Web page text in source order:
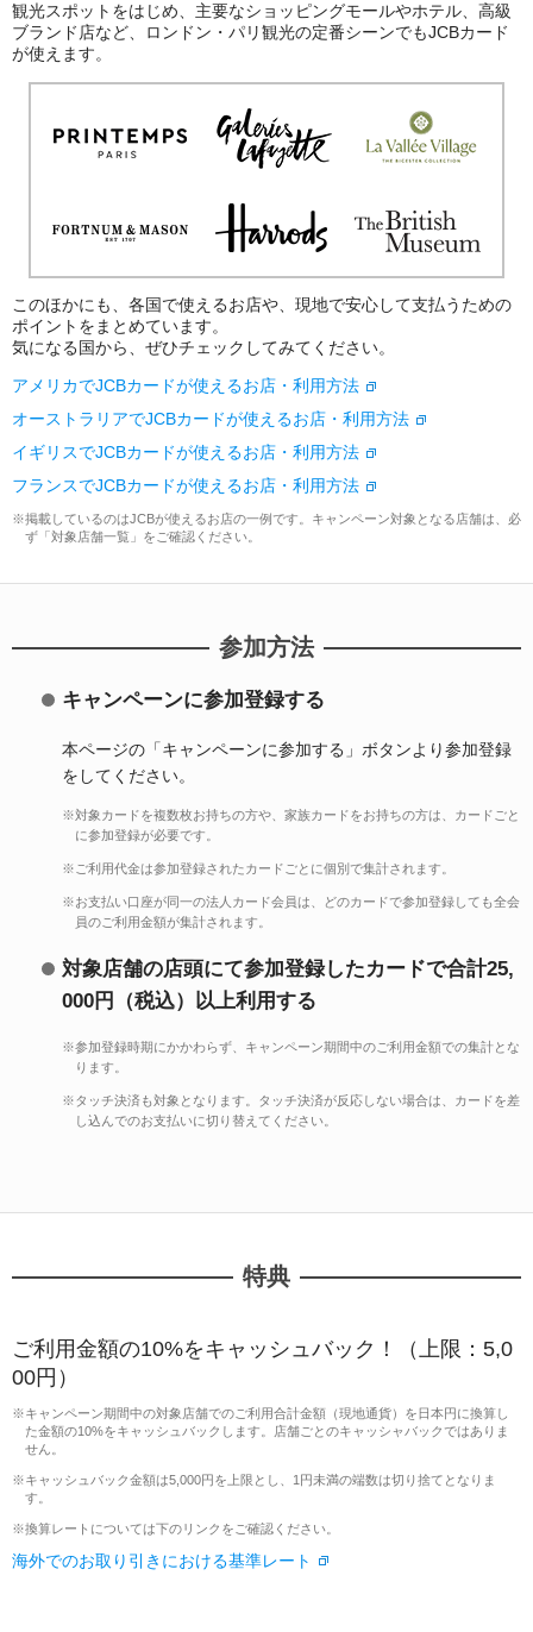
観光スポットをはじめ、主要なショッピングモールやホテル、高級
ブランド店など、ロンドン・パリ観光の定番シーンでもJCBカード
が使えます。
このほかにも、各国で使えるお店や、現地で安心して支払うための
ポイントをまとめています。
気になる国から、ぜひチェックしてみてください。
アメリカでJCBカードが使えるお店・利用方法
オーストラリアでJCBカードが使えるお店・利用方法
イギリスでJCBカードが使えるお店・利用方法
フランスでJCBカードが使えるお店・利用方法
※掲載しているのはJCBが使えるお店の一例です。キャンペーン対象となる店舗は、必
ず「対象店舗一覧」をご確認ください。
参加方法
キャンペーンに参加登録する
本ページの「キャンペーンに参加する」ボタンより参加登録
をしてください。
※対象カードを複数枚お持ちの方や、家族カードをお持ちの方は、カードごと
に参加登録が必要です。
※ご利用代金は参加登録されたカードごとに個別で集計されます。
※お支払い口座が同一の法人カード会員は、どのカードで参加登録しても全会
員のご利用金額が集計されます。
対象店舗の店頭にて参加登録したカードで合計25,
000円（税込）以上利用する
※参加登録時期にかかわらず、キャンペーン期間中のご利用金額での集計とな
ります。
※タッチ決済も対象となります。タッチ決済が反応しない場合は、カードを差
し込んでのお支払いに切り替えてください。
特典
ご利用金額の10%をキャッシュバック！（上限：5,0
00円）
※キャンペーン期間中の対象店舗でのご利用合計金額（現地通貨）を日本円に換算し
た金額の10%をキャッシュバックします。店舗ごとのキャッシャバックではありま
せん。
※キャッシュバック金額は5,000円を上限とし、1円未満の端数は切り捨てとなりま
す。
※換算レートについては下のリンクをご確認ください。
海外でのお取り引きにおける基準レート